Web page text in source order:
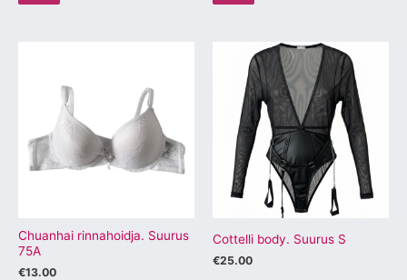
Chuanhai rinnahoidja. Suurus
75A
€13.00
on
mitu
varianti.
Valikuid
tootelehel.
Cottelli body. Suurus S
€25.00
Sellel
tootel
on
mitu
varianti.
Valikuid
saab
teha
tootelehel.